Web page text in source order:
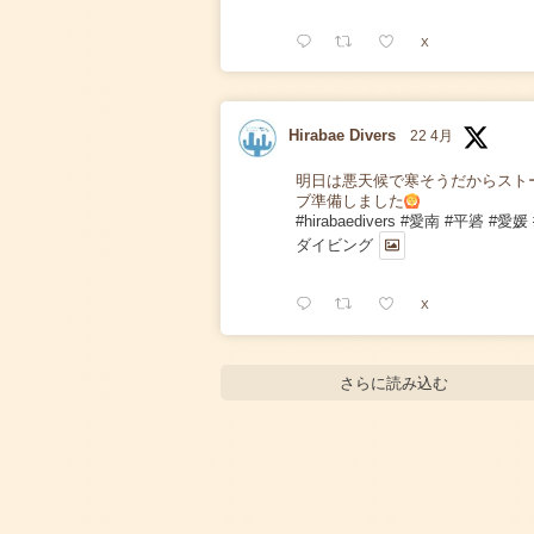
X
Hirabae Divers 22 4月
明日は悪天候で寒そうだからスト
ブ準備しました
#hirabaedivers #愛南 #平碆 #愛媛
ダイビング
X
さらに読み込む